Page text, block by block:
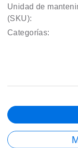
Unidad de
(SKU):
Categorías: